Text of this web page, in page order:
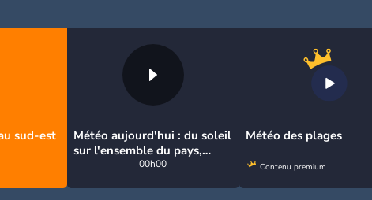
sud-est
Météo aujourd'hui : du soleil
sur l'ensemble du pays,
jusqu'à 40°C au sud-est
00h00
Météo des plages
Contenu premium